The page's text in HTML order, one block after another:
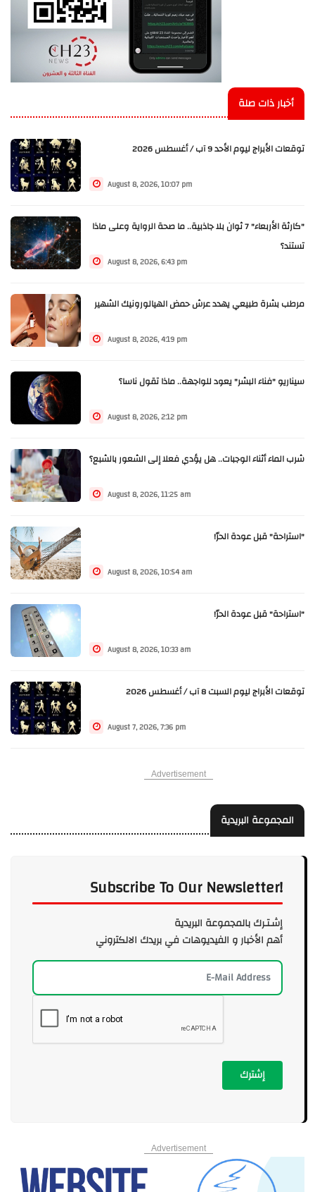
أخبار ذات صلة
توقعات الأبراج ليوم الأحد 9 آب / أغسطس 2026
August 8, 2026, 10:07 pm
"كارثة الأربعاء" 7 ثوان بلا جاذبية.. ما صحة الرواية وعلى ماذا
تستند؟
August 8, 2026, 6:43 pm
مرطب بشرة طبيعي يهدد عرش حمض الهيالورونيك الشهير
August 8, 2026, 4:19 pm
سيناريو "فناء البشر" يعود للواجهة.. ماذا تقول ناسا؟
August 8, 2026, 2:12 pm
شرب الماء أثناء الوجبات.. هل يؤدي فعلا إلى الشعور بالشبع؟
August 8, 2026, 11:25 am
"استراحة" قبل عودة الحرّ!
August 8, 2026, 10:54 am
"استراحة" قبل عودة الحرّ!
August 8, 2026, 10:33 am
توقعات الأبراج ليوم السبت 8 آب / أغسطس 2026
August 7, 2026, 7:36 pm
Advertisement
المجموعة البريدية
Subscribe To Our Newsletter!
إشـتـرك بالمجموعة البريدية
أهم الأخبار و الفيديوهات في بريدك الالكتروني
إشترك
Advertisement